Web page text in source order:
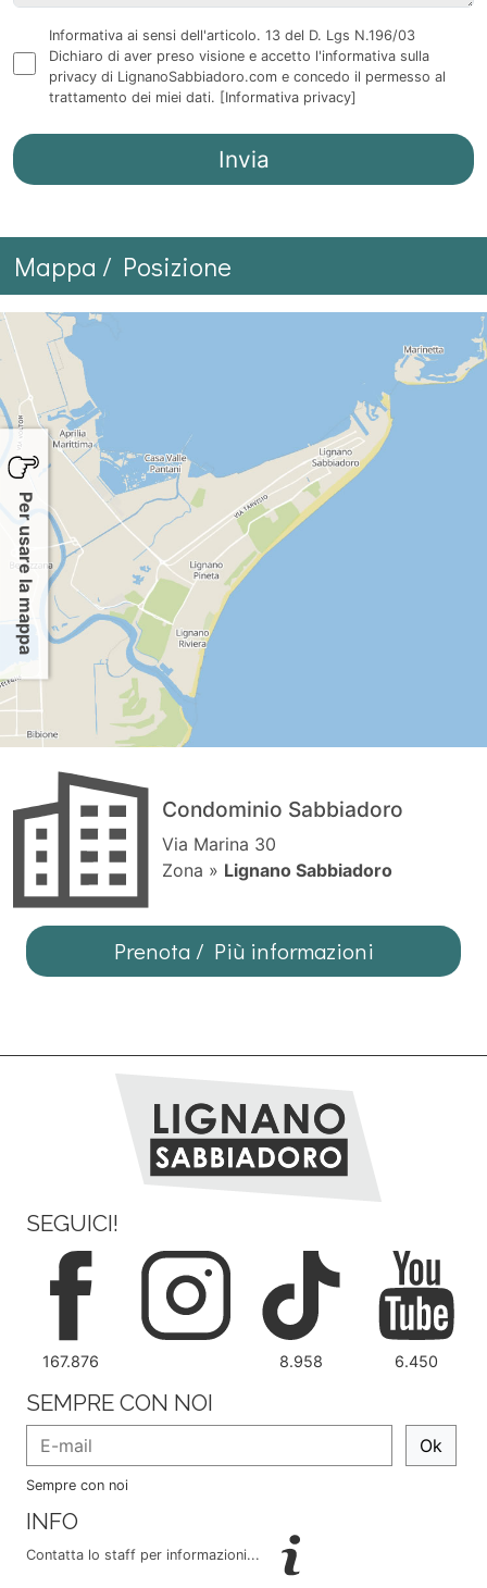
Informativa ai sensi dell'articolo. 13 del D. Lgs N.196/03
Dichiaro di aver preso visione e accetto l'informativa sulla
privacy di LignanoSabbiadoro.com e concedo il permesso al
trattamento dei miei dati. [Informativa privacy]
Mappa / Posizione
Per usare la mappa
Condominio Sabbiadoro
Via Marina 30
Zona » Lignano Sabbiadoro
Prenota / Più informazioni
SEGUICI!
167.876 8.958 6.450
SEMPRE CON NOI
Ok
Sempre con noi
INFO
Contatta lo staff per informazioni...